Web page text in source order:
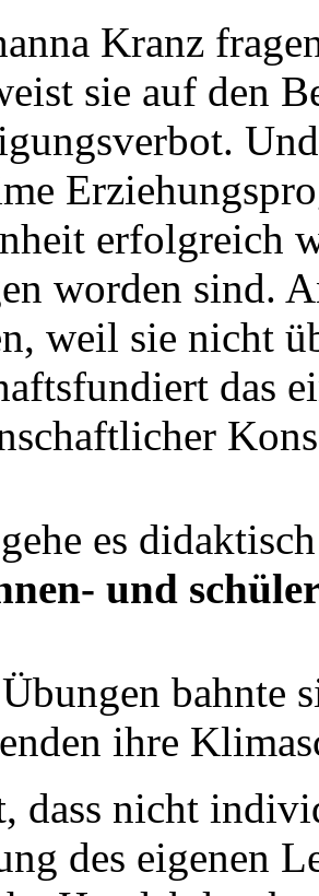
Kranz
sie auf den
erfolgreich
worden sind.
weil sie nicht
das
es
und
bahnte
ihre
dass nicht
des eigenen